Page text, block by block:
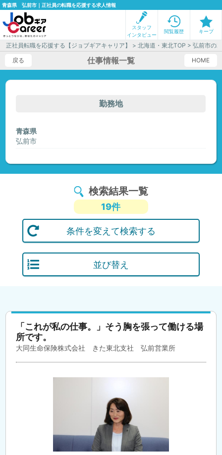
青森県 弘前市｜正社員の転職を応援する求人情報
スタッフ
インタビュー
閲覧履歴 キープ
正社員転職を応援する【ジョブギアキャリア】 >北海道・東北TOP > 弘前市の
戻る
HOME
仕事情報一覧
勤務地
青森県
弘前市
検索結果一覧
19件
条件を変えて検索する
並び替え
「これが私の仕事。」そう胸を張って働ける場
所です。
大同生命保険株式会社 きた東北支社 弘前営業所